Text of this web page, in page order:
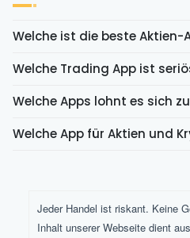
Welche ist die beste Aktien-
Welche Trading App ist
Welche Apps lohnt es sich
Welche App für Aktien und
Jeder Handel ist riskant. Keine
Inhalt unserer Webseite dient